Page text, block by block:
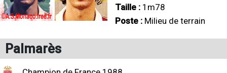
Taille : 1m78
Poste : Milieu de terrain
Palmarès